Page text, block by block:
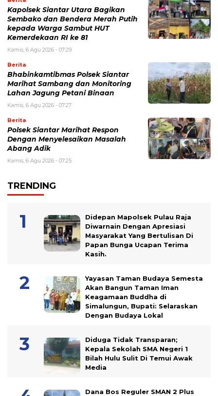
Kapolsek Siantar Utara Bagikan
Sembako dan Bendera Merah Putih
kepada Warga Sambut HUT
Kemerdekaan RI ke 81
Kamis, 6 Agu 2026 - 07:29
Berita
Bhabinkamtibmas Polsek Siantar
Marihat Sambang dan Monitoring
Lahan Jagung Petani Binaan
Kamis, 6 Agu 2026 - 07:27
Berita
Polsek Siantar Marihat Respon
Dengan Menyelesaikan Masalah
Abang Adik
Kamis, 6 Agu 2026 - 07:25
TRENDING
Didepan Mapolsek Pulau Raja
Diwarnain Dengan Apresiasi
Masyarakat Yang Bertulisan Di
Papan Bunga Ucapan Terima
Kasih.
Yayasan Taman Budaya Semesta
Akan Bangun Taman Iman
Keagamaan Buddha di
Simalungun, Bupati: Selaraskan
Dengan Budaya Lokal
Diduga Tidak Transparan;
Kepala Sekolah SMA Negeri 1
Bilah Hulu Sulit Di Temui Awak
Media
Dana Bos Reguler SMAN 2 Plus